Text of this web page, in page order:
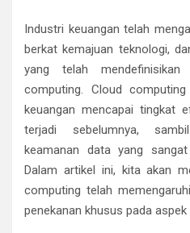
Industri keuangan telah
berkat kemajuan teknologi,
yang telah
computing. Cloud
keuangan mencapai tingkat
terjadi sebelumnya,
keamanan data yang
Dalam artikel ini, kita akan
computing telah
penekanan khusus pada